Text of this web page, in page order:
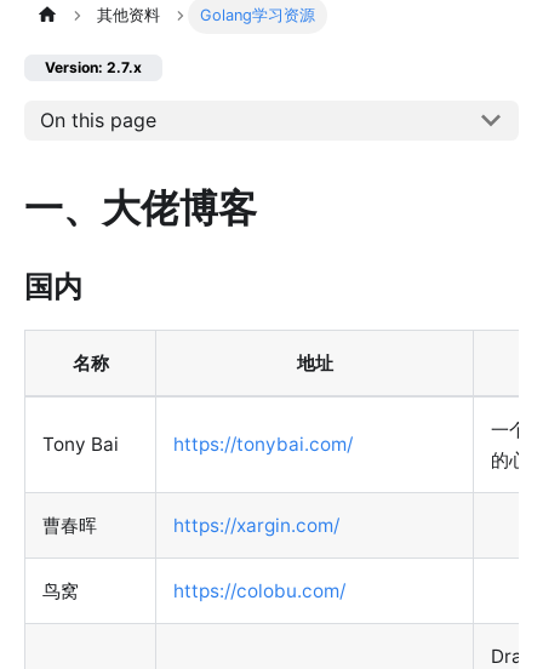
其他资料 Golang学习资源
Version: 2.7.x
On this page
一、大佬博客
国内
名称 地址
Tony Bai https://tonybai.com/
一个
的心
曹春晖 https://xargin.com/
鸟窝 https://colobu.com/